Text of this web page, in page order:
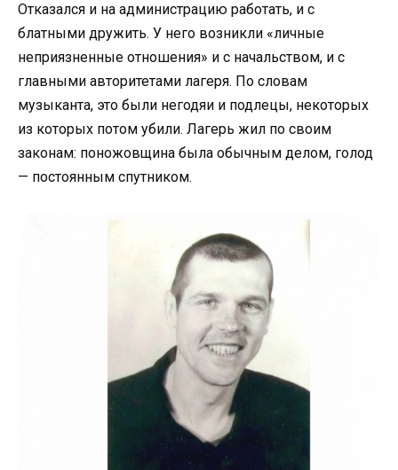
Отказался и на администрацию работать, и с
блатными дружить. У него возникли «личные
неприязненные отношения» и с начальством, и с
главными авторитетами лагеря. По словам
музыканта, это были негодяи и подлецы, некоторых
из которых потом убили. Лагерь жил по своим
законам: поножовщина была обычным делом, голод
— постоянным спутником.